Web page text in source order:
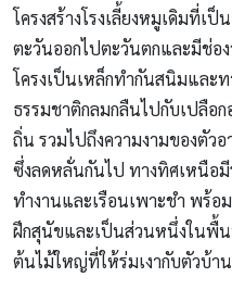
โครงสร้างโรงเลี้ยงหมูเดิมที่เ
ตะวันออกไปตะวันตกและมีช่อ
โครงเป็นเหล็กทำกันสนิมและ
ธรรมชาติกลมกลืนไปกับเปลือ
ถิ่น รวมไปถึงความงามของตัวอ
ซึ่งลดหลั่นกันไป ทางทิศเหนือ
ทำงานและเรือนเพาะชำ พร้
ฝึกสุนัขและเป็นส่วนหนึ่งในพื้น
ต้นไม้ใหญ่ที่ให้ร่มเงากับตัวบ้า